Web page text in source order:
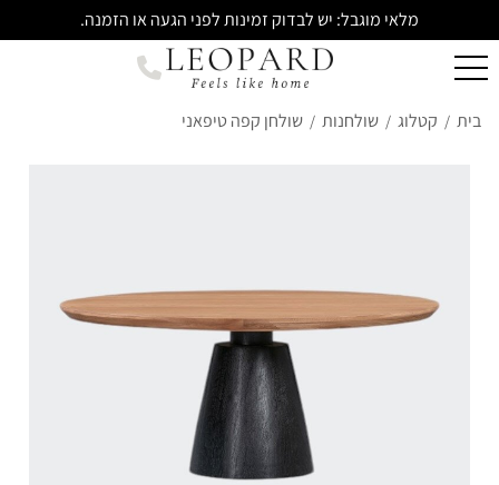
מלאי מוגבל: יש לבדוק זמינות לפני הגעה או הזמנה.
בית / קטלוג / שולחנות / שולחן קפה טיפאני